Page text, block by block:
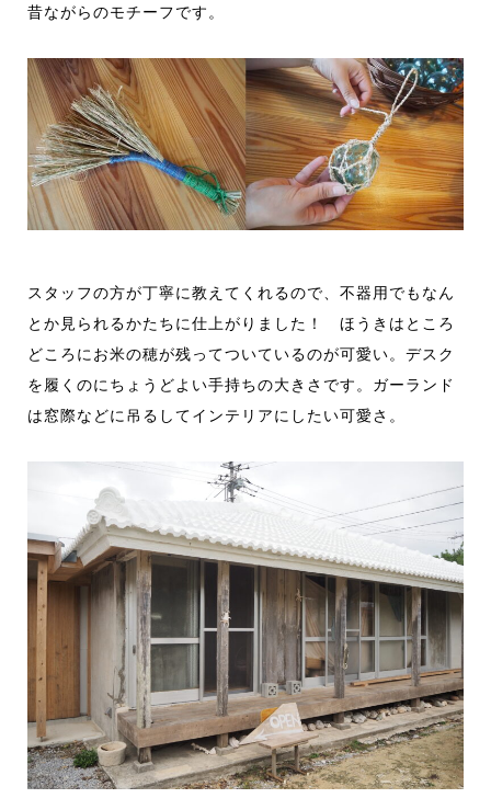
昔ながらのモチーフです。
スタッフの方が丁寧に教えてくれるので、不器用でもなん
とか見られるかたちに仕上がりました！ ほうきはところ
どころにお米の穂が残ってついているのが可愛い。デスク
を履く のにちょうどよい手持ちの大きさです。ガーランド
は窓際などに吊るしてインテリアに したい可愛さ 。